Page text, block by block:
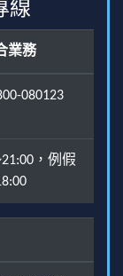
線
業務
080123
，例假